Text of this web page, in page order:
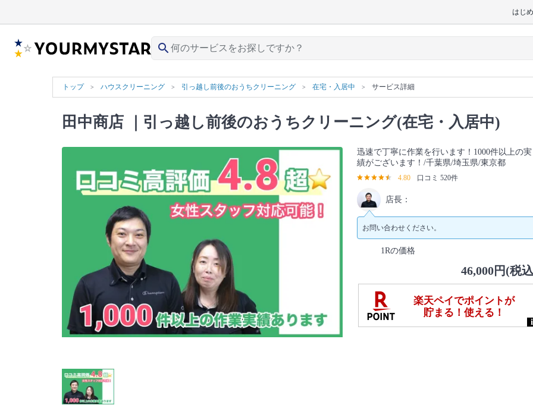
はじ
search
トップ ハウスクリーニング 引っ越し前後のおうちクリーニング 在宅・入居中 サービス詳細
田中商店 ｜引っ越し前後のおうちクリーニング(在宅・入居中)
迅速で丁寧に作業を行います！1000件以上の実
績がございます！/千葉県/埼玉県/東京都
4.80 口コミ 520件
店長：
お問い合わせください。
1Rの価格
46,000円(税